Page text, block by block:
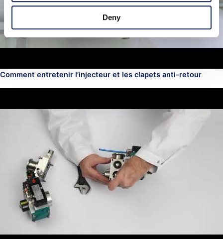
Deny
Comment entretenir l’injecteur et les clapets anti-retour